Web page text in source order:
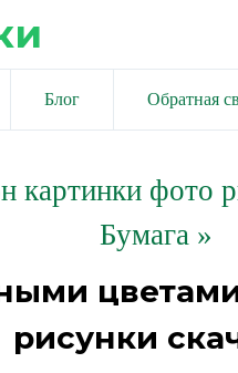
Блог Обратная
картинки фото
Бумага »
рисунки